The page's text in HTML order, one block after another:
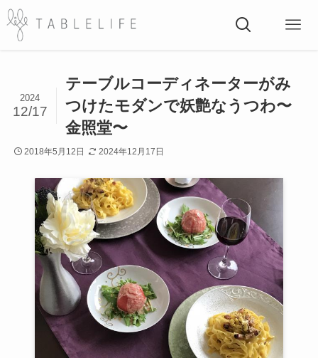
テーブルコーディネーターがみ
つけたモダンで妖艶なうつわ〜
金照堂〜
2024
12/17
2018年5月12日 2024年12月17日